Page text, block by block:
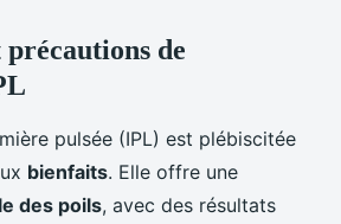
précautions de
pulsée (IPL) est plébiscitée
bienfaits. Elle offre une
des poils, avec des résultats